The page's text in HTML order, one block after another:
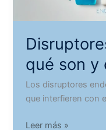
qué son y
Los disruptores
que interfieren con
Disruptores
Leer más »